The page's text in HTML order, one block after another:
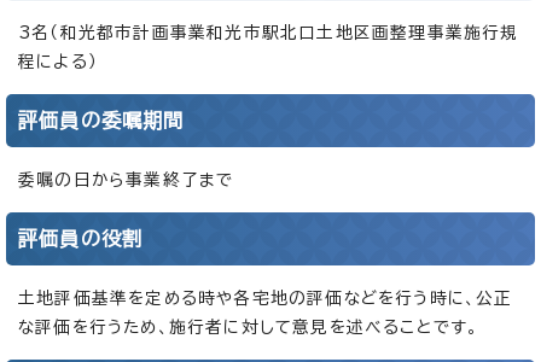
3名（和光都市計画事業和光市駅北口土地区画整理事業施行規
程による）
評価員の委嘱期間
委嘱の日から事業終了まで
評価員の役割
土地評価基準を定める時や各宅地の評価などを行う時に、公正
な評価を行うため、施行者に対して意見を述べることです。